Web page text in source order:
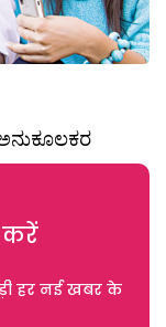
करें
हर नई खबर के